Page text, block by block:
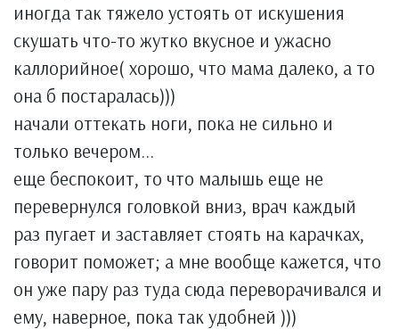
иногда так тяжело устоять от искушения
скушать что-то жутко вкусное и ужасно
каллорийное( хорошо, что мама далеко, а то
она б постаралась)))
начали оттекать ноги, пока не сильно и
только вечером...
еще беспокоит, то что малышь еще не
перевернулся головкой вниз, врач каждый
раз пугает и заставляет стоять на карачках,
говорит поможет; а мне вообще кажется, что
он уже пару раз туда сюда переворачивался и
ему, наверное, пока так удобней )))